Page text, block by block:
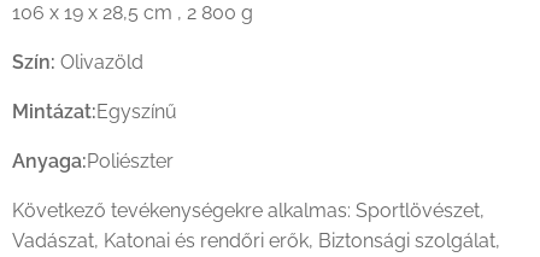
106 x 19 x 28,5 cm , 2 800 g
Szín: Olivazöld
Mintázat:Egyszínű
Anyaga:Poliészter
Következő tevékenységekre alkalmas: Sportlövészet,
Vadászat, Katonai és rendőri erők, Biztonsági szolgálat,